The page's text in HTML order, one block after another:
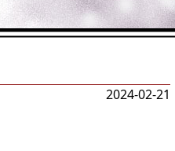
2024-02-21